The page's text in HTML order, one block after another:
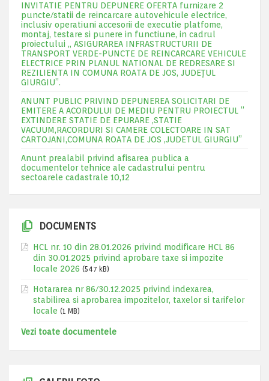
INVITATIE PENTRU DEPUNERE OFERTA furnizare 2
puncte/statii de reincarcare autovehicule electrice,
inclusiv operatiuni accesorii de executie platfome,
montaj, testare si punere in functiune, in cadrul
proiectului „ ASIGURAREA INFRASTRUCTURII DE
TRANSPORT VERDE-PUNCTE DE REINCARCARE VEHICULE
ELECTRICE PRIN PLANUL NATIONAL DE REDRESARE SI
REZILIENTA IN COMUNA ROATA DE JOS, JUDEŢUL
GIURGIU”.
ANUNT PUBLIC PRIVIND DEPUNEREA SOLICITARI DE
EMITERE A ACORDULUI DE MEDIU PENTRU PROIECTUL ”
EXTINDERE STATIE DE EPURARE ,STATIE
VACUUM,RACORDURI SI CAMERE COLECTOARE IN SAT
CARTOJANI,COMUNA ROATA DE JOS ,JUDETUL GIURGIU”
Anunt prealabil privind afisarea publica a
documentelor tehnice ale cadastrului pentru
sectoarele cadastrale 10,12
DOCUMENTS
HCL nr. 10 din 28.01.2026 privind modificare HCL 86
din 30.01.2025 privind aprobare taxe si impozite
locale 2026 (547 kB)
Hotararea nr 86/30.12.2025 privind indexarea,
stabilirea si aprobarea impozitelor, taxelor si tarifelor
locale (1 MB)
Vezi toate documentele